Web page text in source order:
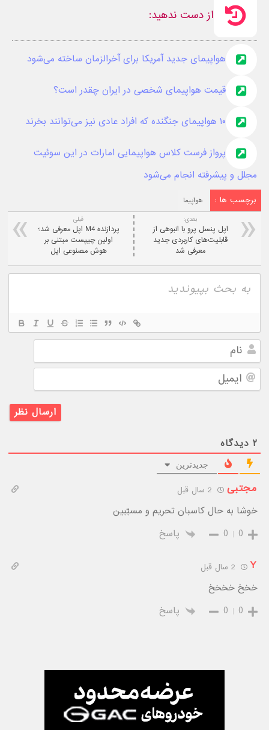
از دست ندهید:
هواپیمای جدید آمریکا برای آخرالزمان ساخته می‌شود
قیمت هواپیمای شخصی در ایران چقدر است؟
۱۰ هواپیمای جنگنده که افراد عادی نیز می‌توانند بخرند
پرواز فرست کلاس هواپیمایی امارات در این سوئیت
مجلل و پیشرفته انجام می‌شود
برچسب ها : هواپیما
قبلی
پردازنده M4 اپل معرفی شد؛
اولین چیپست مبتنی بر
هوش مصنوعی اپل
بعدی:
اپل پنسل پرو با انبوهی از
قابلیت‌های کاربردی جدید
معرفی شد
نام
ایمیل
۲ دیدگاه
جدیدترین
مجتبی
خوشا به حال کاسبان تحریم و مسبّبین
0
0 پاسخ
Y
خخخ خخخخ
0
0 پاسخ